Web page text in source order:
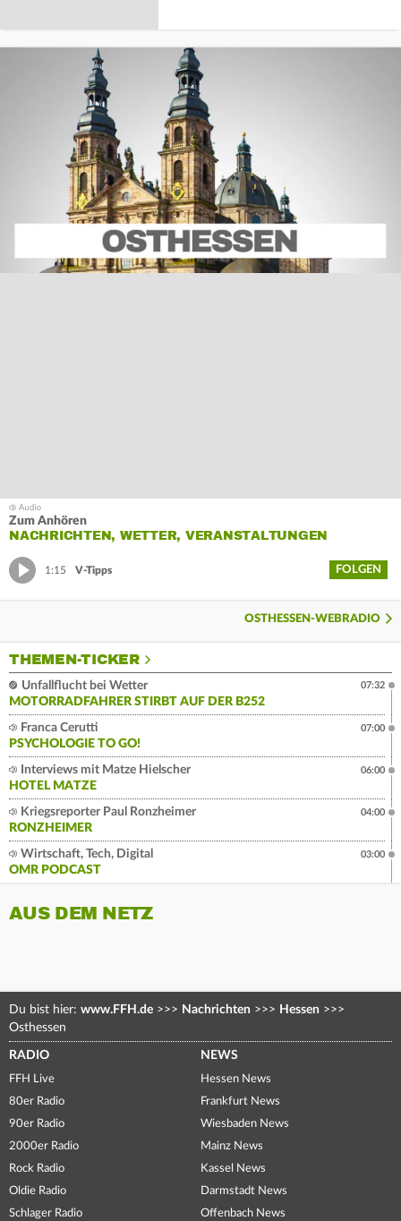
Zum Anhören
NACHRICHTEN, WETTER, VERANSTALTUNGEN
1:15 V-Tipps FOLGEN
OSTHESSEN-WEBRADIO
THEMEN-TICKER
Unfallflucht bei Wetter
MOTORRADFAHRER STIRBT AUF DER B252
07:32
Franca Cerutti
PSYCHOLOGIE TO GO!
07:00
Interviews mit Matze Hielscher
HOTEL MATZE
06:00
Kriegsreporter Paul Ronzheimer
RONZHEIMER
04:00
Wirtschaft, Tech, Digital
OMR PODCAST
03:00
AUS DEM NETZ
Du bist hier: www.FFH.de >>> Nachrichten >>> Hessen >>>
Osthessen
RADIO
FFH Live
80er Radio
90er Radio
2000er Radio
Rock Radio
Oldie Radio
Schlager Radio
NEWS
Hessen News
Frankfurt News
Wiesbaden News
Mainz News
Kassel News
Darmstadt News
Offenbach News